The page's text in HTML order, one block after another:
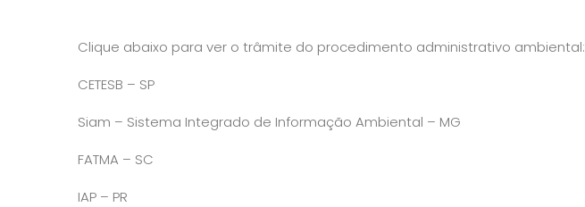
Clique abaixo para ver o trâmite do procedimento administrativo ambiental:
CETESB – SP
Siam – Sistema Integrado de Informação Ambiental – MG
FATMA – SC
IAP – PR